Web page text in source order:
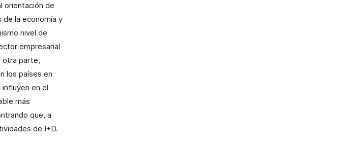
orientación de
de la economía y
nivel de
empresarial
otra parte,
los países en
en el
más
que, a
de I+D.